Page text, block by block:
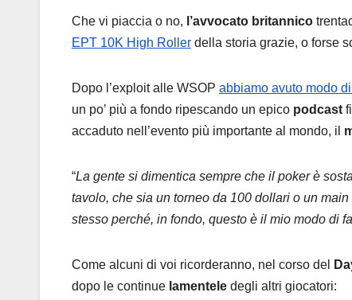
Che vi piaccia o no, l’avvocato britannico
EPT 10K High Roller della storia grazie, o forse
Dopo l’exploit alle WSOP abbiamo avuto modo
un po’ più a fondo ripescando un epico podcast
accaduto nell’evento più importante al mondo, il
“La gente si dimentica sempre che il poker è
tavolo, che sia un torneo da 100 dollari o un
stesso perché, in fondo, questo è il mio modo di
Come alcuni di voi ricorderanno, nel corso del
dopo le continue lamentele degli altri giocatori: